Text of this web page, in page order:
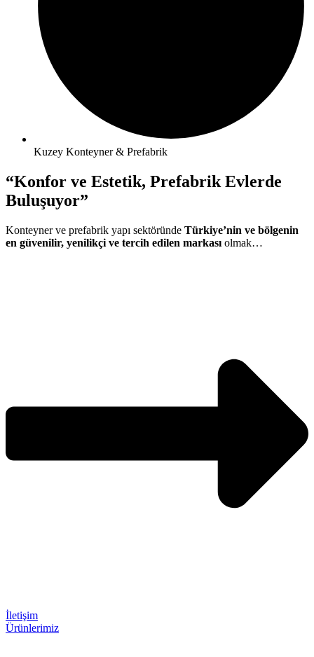
Kuzey Konteyner & Prefabrik
“Konfor ve Estetik, Prefabrik Evlerde
Buluşuyor”
Konteyner ve prefabrik yapı sektöründe Türkiye’nin ve bölgenin
en güvenilir, yenilikçi ve tercih edilen markası olmak…
İletişim
Ürünlerimiz